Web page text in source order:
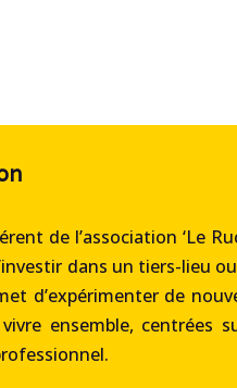
de l’association ‘Le
dans un tiers-lieu
d’expérimenter de
ensemble, centrées